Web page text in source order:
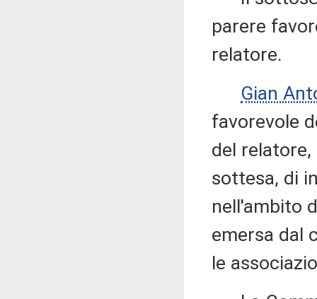
parere
relatore.
Gian
favorevole
del
sottesa, di
nell'ambito
emersa dal
le